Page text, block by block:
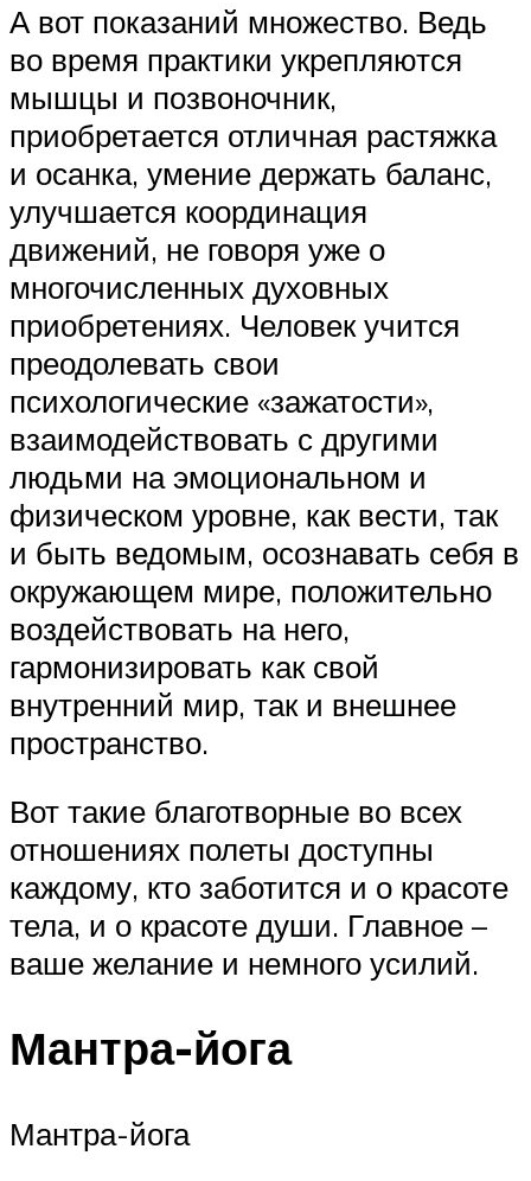
А вот показаний множество. Ведь
во время практики укрепляются
мышцы и позвоночник,
приобретается отличная растяжка
и осанка, умение держать баланс,
улучшается координация
движений, не говоря уже о
многочисленных духовных
приобретениях. Человек учится
преодолевать свои
психологические «зажатости»,
взаимодействовать с другими
людьми на эмоциональном и
физическом уровне, как вести, так
и быть ведомым, осознавать себя в
окружающем мире, положительно
воздействовать на него,
гармонизировать как свой
внутренний мир, так и внешнее
пространство.
Вот такие благотворные во всех
отношениях полеты доступны
каждому, кто заботится и о красоте
тела, и о красоте души. Главное –
ваше желание и немного усилий.
Мантра-йога
Мантра-йога